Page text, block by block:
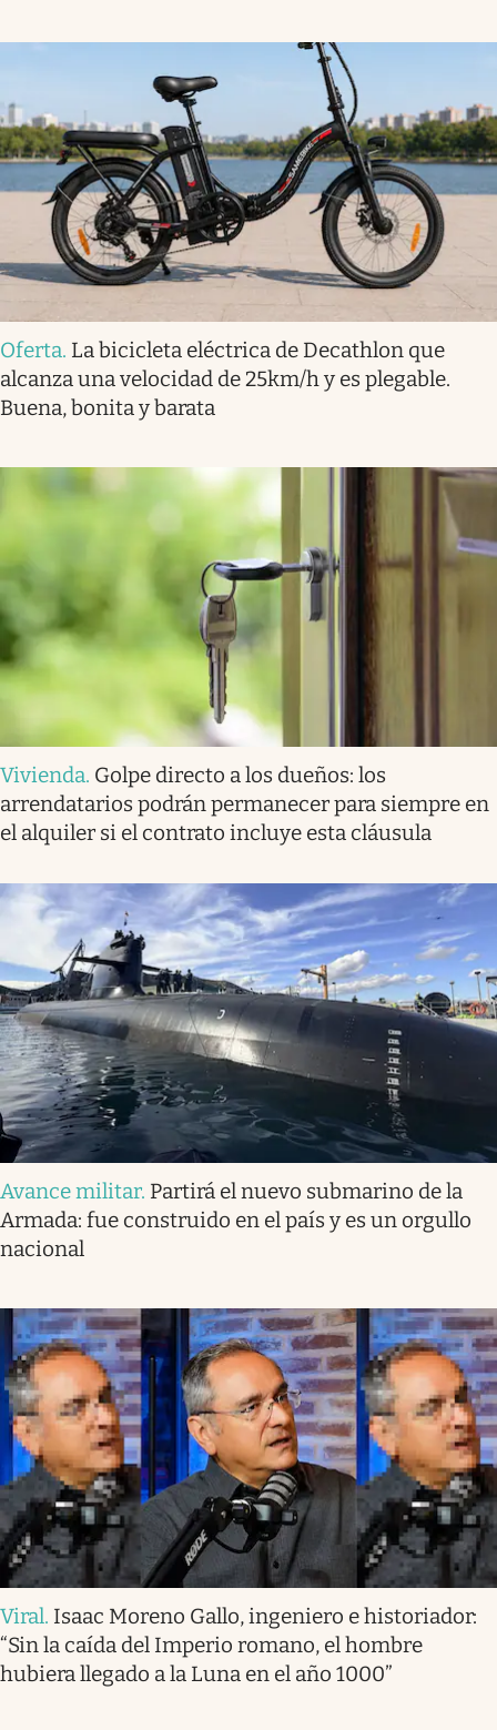
Oferta. La bicicleta eléctrica de Decathlon que
alcanza una velocidad de 25km/h y es plegable.
Buena, bonita y barata
Vivienda. Golpe directo a los dueños: los
arrendatarios podrán permanecer para siempre en
el alquiler si el contrato incluye esta cláusula
Avance militar. Partirá el nuevo submarino de la
Armada: fue construido en el país y es un orgullo
nacional
Viral. Isaac Moreno Gallo, ingeniero e historiador:
“Sin la caída del Imperio romano, el hombre
hubiera llegado a la Luna en el año 1000”